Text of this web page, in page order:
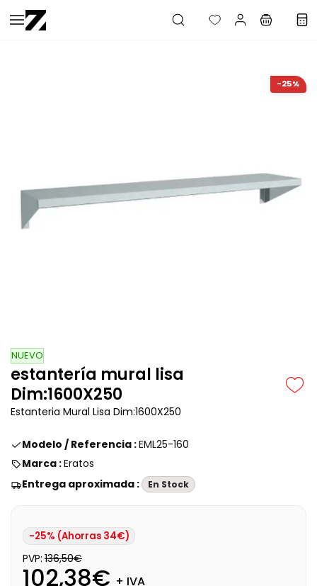
Saltar al
contenido
-25%
NUEVO
estantería mural lisa
Dim:1600X250
Estanteria Mural Lisa Dim:1600X250
Modelo / Referencia :EML25-160
Marca :Eratos
Entrega aproximada :
En Stock
-25% (Ahorras 34€)
PVP: 136,50€
102,38€ + IVA